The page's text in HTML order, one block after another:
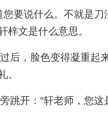
要说什么。不就是刀
梓文是什么意思。
后，脸色变得凝重起
。
开：“轩老师，您这